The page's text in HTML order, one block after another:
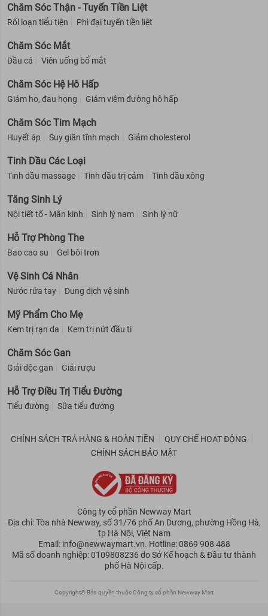
Chăm Sóc Thận - Tuyến Tiền Liệt
Rối loạn tiểu tiện Phì đại tuyến tiền liệt
Chăm Sóc Mắt
Dầu cá Viên uống bổ mắt
Chăm Sóc Hệ Hô Hấp
Giảm ho, đau họng Giảm viêm đường hô hấp
Chăm Sóc Tim Mạch
Huyết áp Suy giãn tĩnh mạch Giảm cholesterol
Tinh Dầu Các Loại
Tinh dầu massage Tinh dầu trị cảm Tinh dầu xông
Tăng Sinh Lý
Nội tiết tố - Mãn kinh Sinh lý nam Sinh lý nữ
Hỗ Trợ Phòng The
Bao cao su Gel bôi trơn
Vệ Sinh Cá Nhân
Nước rửa tay Dung dịch vệ sinh
Mỹ Phẩm Cho Mẹ
Kem trị rạn da Kem trị nứt đầu ti
Chăm Sóc Gan
Giải độc gan Giải rượu
Hỗ Trợ Điều Trị Tiểu Đường
Tiểu đường Sữa tiểu đường
CHÍNH SÁCH TRẢ HÀNG & HOÀN TIỀN
QUY CHẾ HOẠT ĐỘNG
CHÍNH SÁCH BẢO MẬT
Công ty cổ phần Newway Mart
Địa chỉ: Tòa nhà Newway, số 31/76 phố An Dương, phường Hồng Hà,
tp Hà Nội, Việt Nam
Email: info@newwaymart.vn. Hotline: 0869 908 488
Mã số doanh nghiệp: 0109808236 do Sở Kế hoạch & Đầu tư thành
phố Hà Nội cấp.
Copyright© Bản quyền thuộc Công ty cổ phần Newway Mart